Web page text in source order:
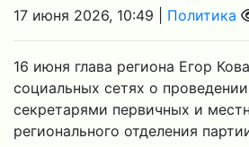
17 июня 2026, 10:49 | Политика
16 июня глава региона Егор
социальных сетях о
секретарями первичных и
регионального отделения